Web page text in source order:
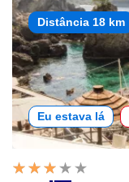
Distância 18 km
Eu estava lá